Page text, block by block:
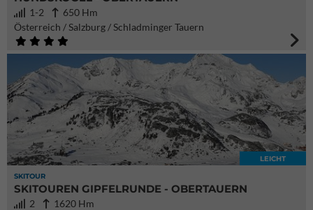
1-2
650 Hm
Österreich / Salzburg / Schladminger Tauern
SKITOUR
LEICHT
SKITOUREN GIPFELRUNDE - OBERTAUERN
2
1620 Hm